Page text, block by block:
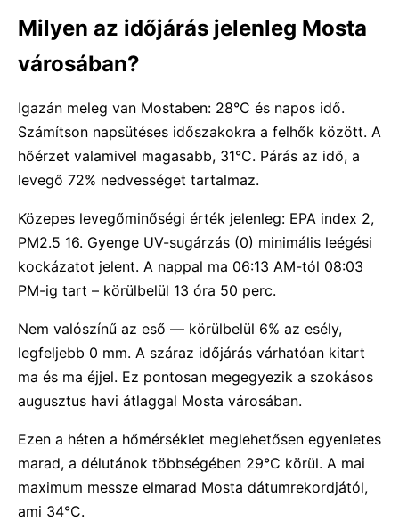
Milyen az időjárás jelenleg Mosta
városában?
Igazán meleg van Mostaben: 28°C és napos idő.
Számítson napsütéses időszakokra a felhők között. A
hőérzet valamivel magasabb, 31°C. Párás az idő, a
levegő 72% nedvességet tartalmaz.
Közepes levegőminőségi érték jelenleg: EPA index 2,
PM2.5 16. Gyenge UV-sugárzás (0) minimális leégési
kockázatot jelent. A nappal ma 06:13 AM-tól 08:03
PM-ig tart – körülbelül 13 óra 50 perc.
Nem valószínű az eső — körülbelül 6% az esély,
legfeljebb 0 mm. A száraz időjárás várhatóan kitart
ma és ma éjjel. Ez pontosan megegyezik a szokásos
augusztus havi átlaggal Mosta városában.
Ezen a héten a hőmérséklet meglehetősen egyenletes
marad, a délutánok többségében 29°C körül. A mai
maximum messze elmarad Mosta dátumrekordjától,
ami 34°C.